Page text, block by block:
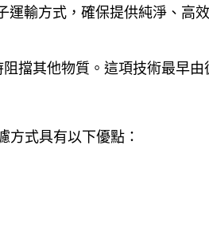
輸方式，確保提供純淨、高
擋其他物質。這項技術最早由
式具有以下優點：